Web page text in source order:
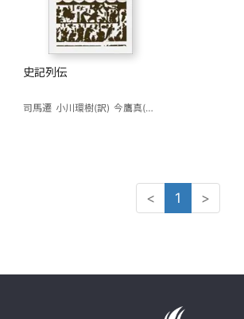
史記列伝
司馬遷 小川環樹(訳) 今鷹真(訳)
< 1 >